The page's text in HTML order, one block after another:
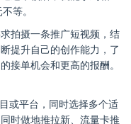
等。
拍摄一条推广短视频，结
提升自己的创作能力，了
接单机会和更高的报酬。
或平台，同时选择多个适
时做地推拉新、流量卡推